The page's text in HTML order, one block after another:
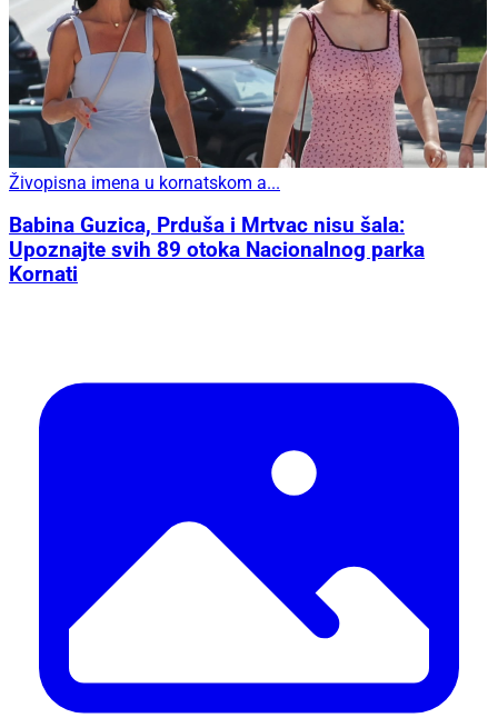
Živopisna imena u kornatskom a...
Babina Guzica, Prduša i Mrtvac nisu šala:
Upoznajte svih 89 otoka Nacionalnog parka
Kornati